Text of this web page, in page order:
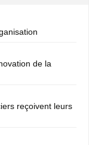
de la
reçoivent leurs